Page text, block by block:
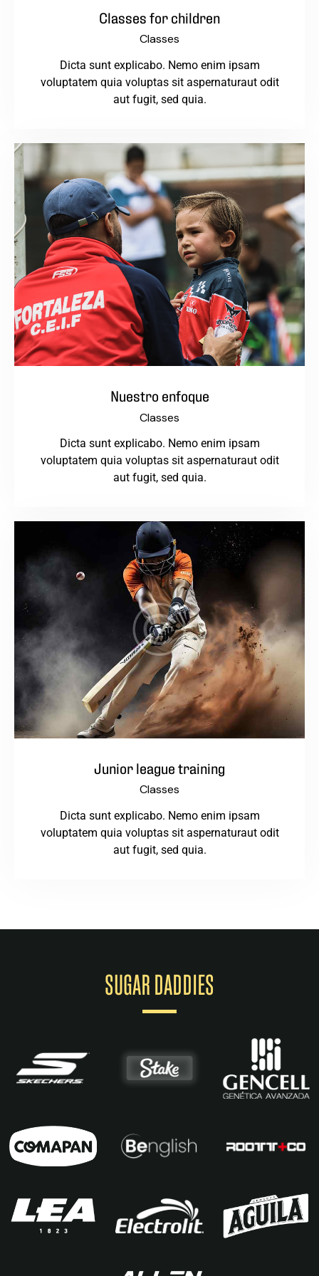
Classes for children
Classes
Dicta sunt explicabo. Nemo enim ipsam
voluptatem quia voluptas sit aspernaturaut odit
aut fugit, sed quia.
Nuestro enfoque
Classes
Dicta sunt explicabo. Nemo enim ipsam
voluptatem quia voluptas sit aspernaturaut odit
aut fugit, sed quia.
Junior league training
Classes
Dicta sunt explicabo. Nemo enim ipsam
voluptatem quia voluptas sit aspernaturaut odit
aut fugit, sed quia.
SUGAR DADDIES